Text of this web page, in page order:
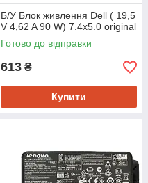
Б/У Блок живлення Dell ( 19,5
V 4,62 A 90 W) 7.4x5.0 original
Готово до відправки
613 ₴
Купити